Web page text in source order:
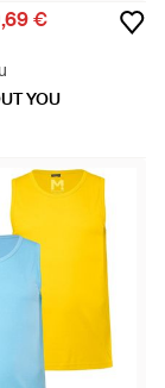
€
YOU